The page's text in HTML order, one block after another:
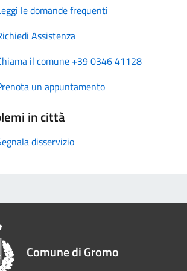
le domande frequenti
Assistenza
il comune +39 0346 41128
un appuntamento
in città
disservizio
Comune di Gromo